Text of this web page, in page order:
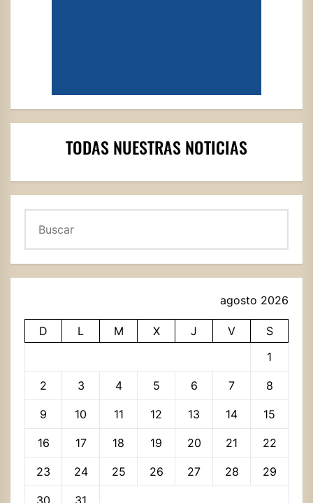
TODAS NUESTRAS NOTICIAS
agosto 2026
D L M X J V
S
1
2 3 4 5 6 7 8
9 10 11 12 13 14 15
16 17 18 19 20 21 22
23 24 25 26 27 28 29